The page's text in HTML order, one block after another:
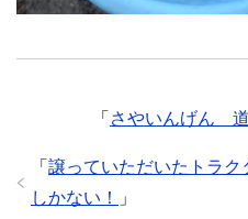
「 さやいんげん
「 譲っていただいたトラ
しかない！
」